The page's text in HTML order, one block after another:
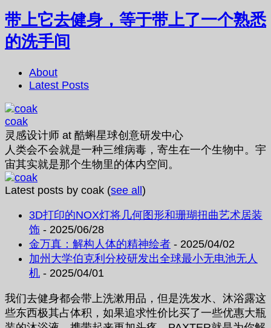
带上它去健身，等于带上了一个熟悉
的洗手间
About
Latest Posts
coak
灵感设计师 at 酷蝌星球创意研发中心
人类会不会就是一种三维病毒，寄生在一个生物中。宇
宙其实就是那个生物里的体内空间。
Latest posts by coak (see all)
3D打印的NOX灯将几何图形和珊瑚扭曲艺术居装
饰 - 2025/06/28
金万真：解构人体的精神绘者 - 2025/04/02
加州大学伯克利分校研发出全球最小无电池无人
机 - 2025/04/01
我们去健身都会带上洗漱用品，但是洗发水、沐浴露这
些东西极其占体积，如果追求性价比买了一些优惠大瓶